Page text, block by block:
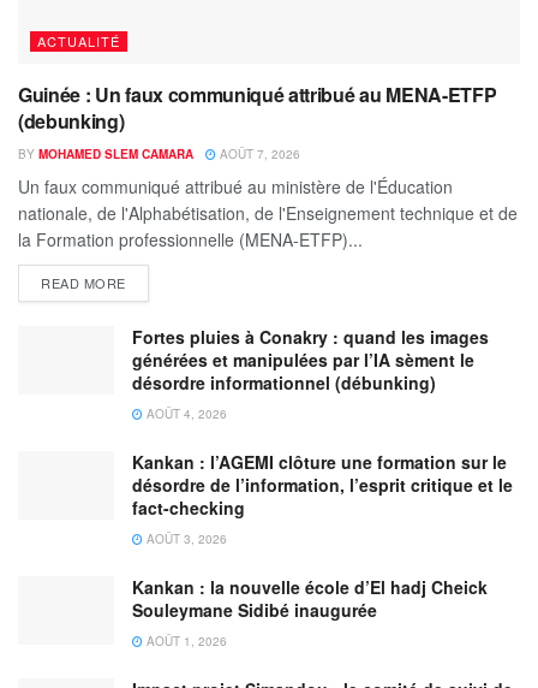
ACTUALITÉ
Guinée : Un faux communiqué attribué au MENA-ETFP
(debunking)
BY MOHAMED SLEM CAMARA AOÛT 7, 2026
Un faux communiqué attribué au ministère de l'Éducation
nationale, de l'Alphabétisation, de l'Enseignement technique et de
la Formation professionnelle (MENA-ETFP)...
READ MORE
Fortes pluies à Conakry : quand les images
générées et manipulées par l’IA sèment le
désordre informationnel (débunking)
AOÛT 4, 2026
Kankan : l’AGEMI clôture une formation sur le
désordre de l’information, l’esprit critique et le
fact-checking
AOÛT 3, 2026
Kankan : la nouvelle école d’El hadj Cheick
Souleymane Sidibé inaugurée
AOÛT 1, 2026